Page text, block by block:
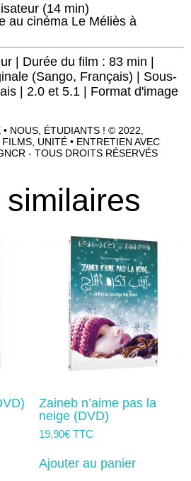
(14 min)
au cinéma Le Méliès à
| Durée du film : 83 min |
(Sango, Français) | Sous-
| 2.0 et 5.1 | Format d'image
NOUS, ÉTUDIANTS ! © 2022,
UNITÉ • ENTRETIEN AVEC
- TOUS DROITS RÉSERVÉS
Zaineb n’aime pas la
neige (DVD)
19,90€ TTC
Ajouter au panier